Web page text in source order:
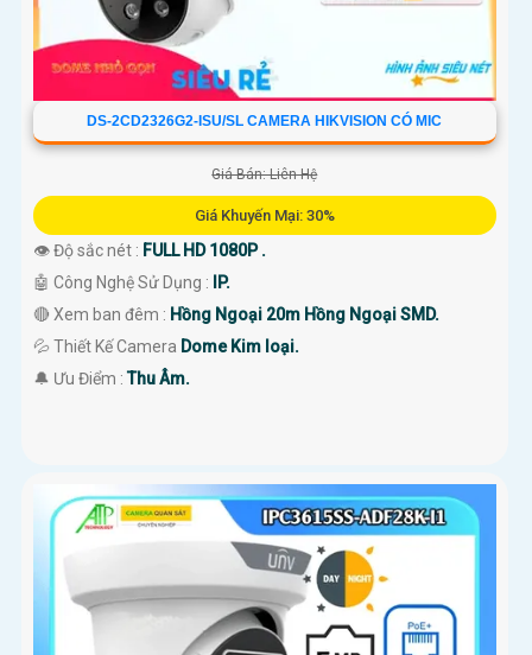
DS-2CD2326G2-ISU/SL CAMERA HIKVISION CÓ MIC
Giá Bán: Liên Hệ
Giá Khuyến Mại: 30%
👁 Độ sắc nét : FULL HD 1080P .
🤖️ Công Nghệ Sử Dụng :
IP.
🔴 Xem ban đêm : Hồng Ngoại 20m Hồng Ngoại SMD.
💦 Thiết Kế Camera Dome Kim loại.
️🔔 Ưu Điểm :Thu Âm.